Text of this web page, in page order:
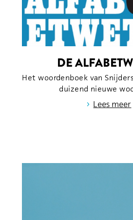
DE
Het woordenboek van
duizend nieuwe
› Lees meer